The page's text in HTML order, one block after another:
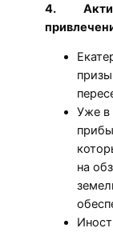
4.
Уже в
на